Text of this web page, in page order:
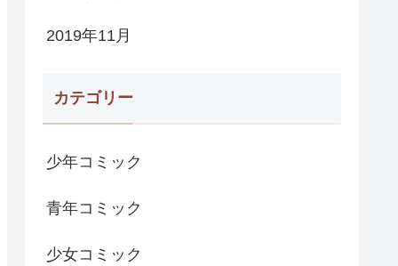
2019年11月
カテゴリー
少年コミック
青年コミック
少女コミック